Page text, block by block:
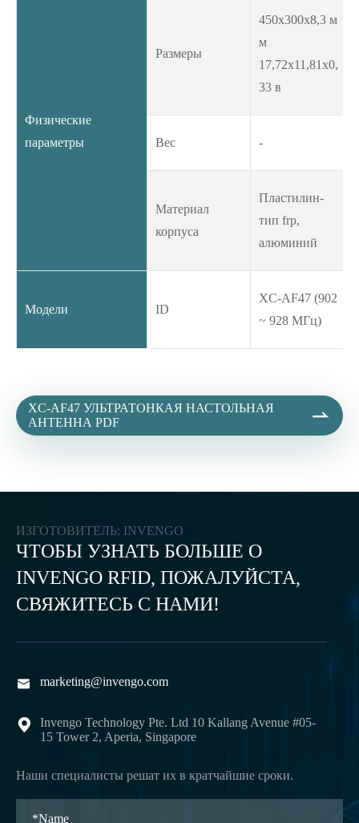
Физические
параметры
Размеры
450x300x8,3 м
м
17,72x11,81x0,
33 в
Вес -
Материал
корпуса
Пластилин-
тип frp,
алюминий
Модели ID
XC-AF47 (902
~ 928 МГц)
XC-AF47 УЛЬТРАТОНКАЯ НАСТОЛЬНАЯ
АНТЕННА PDF

ИЗГОТОВИТЕЛЬ: INVENGO
ЧТОБЫ УЗНАТЬ БОЛЬШЕ О
INVENGO RFID, ПОЖАЛУЙСТА,
СВЯЖИТЕСЬ С НАМИ!
 marketing@invengo.com

Invengo Technology Pte. Ltd 10 Kallang Avenue #05-
15 Tower 2, Aperia, Singapore
Наши специалисты решат их в кратчайшие сроки.